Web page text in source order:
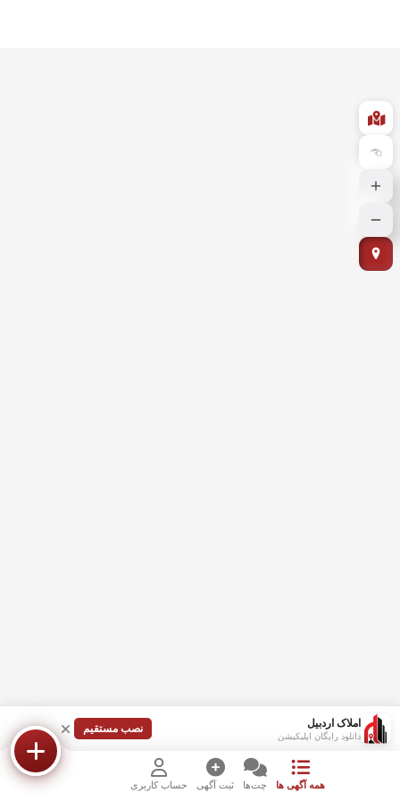
املاک اردبیل
دانلود رایگان اپلیکیشن
نصب مستقیم
همه آگهی ها چت‌ها ثبت آگهی حساب کاربری